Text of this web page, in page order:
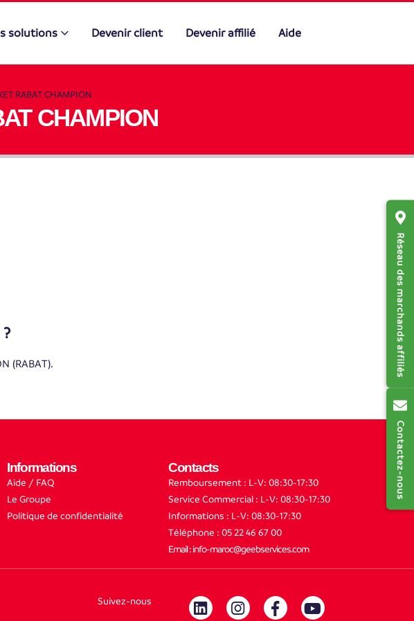
Réseau des marchands affiliés
Contactez-nous
solutions Devenir client Devenir affilié Aide
RABAT CHAMPION
CHAMPION
(RABAT).
Informations
Aide / FAQ
Le Groupe
Politique de confidentialité
Contacts
Remboursement : L-V: 08:30-17:30
Service Commercial : L-V: 08:30-17:30
Informations : L-V: 08:30-17:30
Téléphone : 05 22 46 67 00
Email : info-maroc@geebservices.com
Suivez-nous